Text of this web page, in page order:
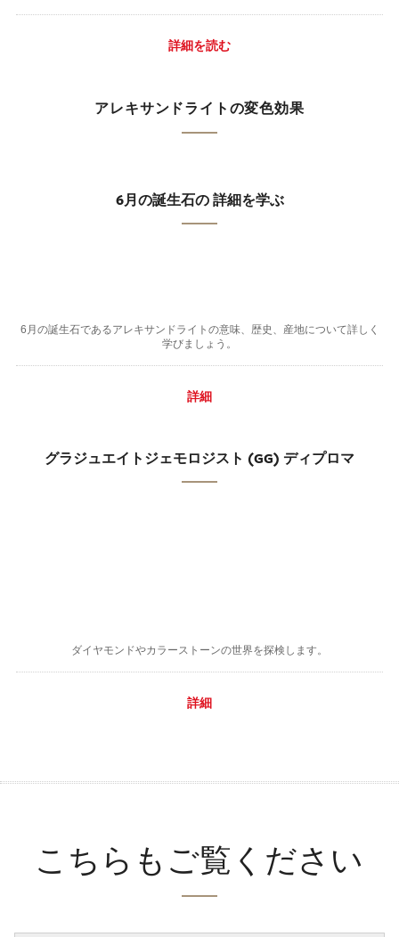
詳細を読む
アレキサンドライトの変色効果
6月の誕生石の 詳細を学ぶ
6月の誕生石であるアレキサンドライトの意味、歴史、産地について詳しく
学びましょう。
詳細
グラジュエイトジェモロジスト (GG) ディプロマ
ダイヤモンドやカラーストーンの世界を探検します。
詳細
こちらもご覧ください